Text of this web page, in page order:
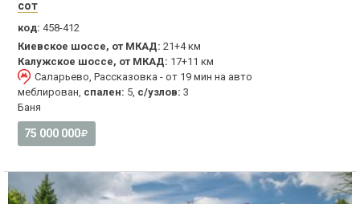
сот
код: 458-412
Киевское шоссе, от МКАД: 21+4 км
Калужское шоссе, от МКАД: 17+11 км
Саларьево, Рассказовка - от 19 мин на авто
меблирован, спален: 5, с/узлов: 3
Баня
75 000 000